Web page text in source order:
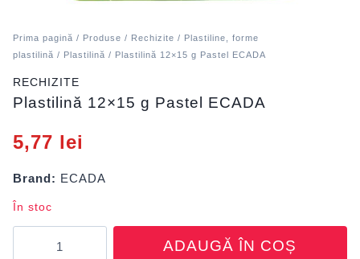
Prima pagină / Produse / Rechizite / Plastiline, forme
plastilină / Plastilină / Plastilină 12×15 g Pastel ECADA
RECHIZITE
Plastilină 12×15 g Pastel ECADA
5,77 lei
Brand: ECADA
În stoc
Plastilină
ADAUGĂ ÎN COȘ